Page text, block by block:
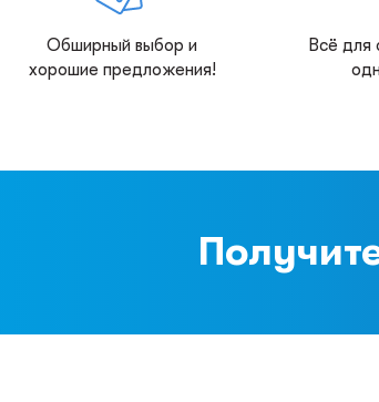
Обширный выбор и
хорошие предложения!
Всё для